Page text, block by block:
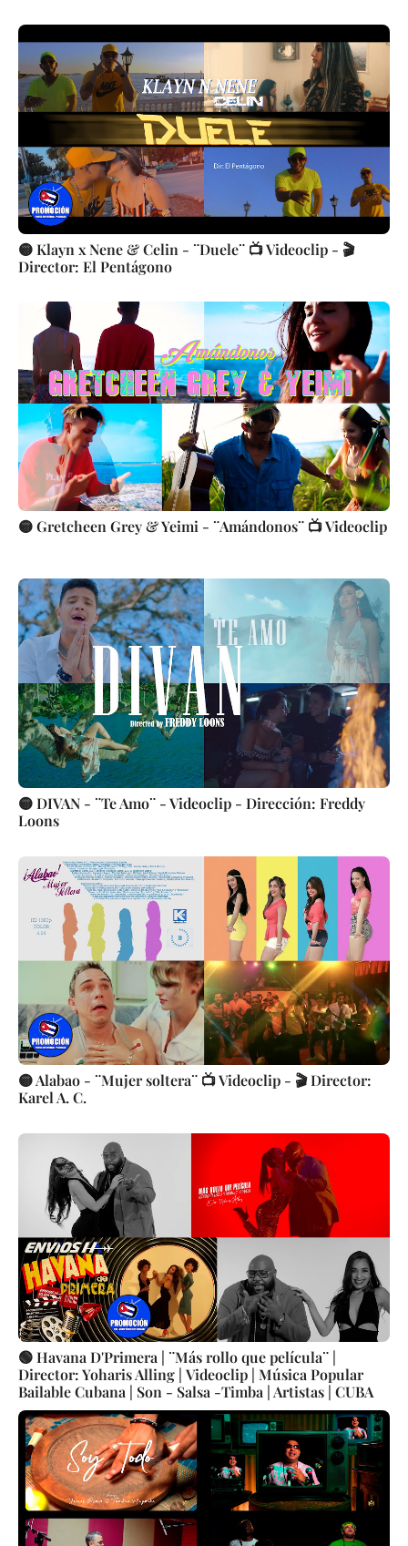
🟡 Klayn x Nene & Celin - ¨Duele¨ 📺 Videoclip - 🎬
Director: El Pentágono
🟡 Gretcheen Grey & Yeimi - ¨Amándonos¨ 📺 Videoclip
🟡 DIVAN - ¨Te Amo¨ - Videoclip - Dirección: Freddy
Loons
🟡 Alabao - ¨Mujer soltera¨ 📺 Videoclip - 🎬 Director:
Karel A. C.
🟢 Havana D'Primera | ¨Más rollo que película¨ |
Director: Yoharis Alling | Videoclip | Música Popular
Bailable Cubana | Son - Salsa -Timba | Artistas | CUBA